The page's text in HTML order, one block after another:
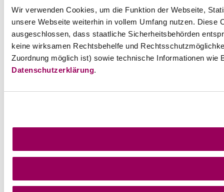
Wir verwenden Cookies, um die Funktion der Webseite,
unsere Webseite weiterhin in vollem Umfang nutzen.
ausgeschlossen, dass staatliche Sicherheitsbehörden
keine wirksamen Rechtsbehelfe und
Zuordnung möglich ist) sowie technische Informationen
Datenschutzerklärung.